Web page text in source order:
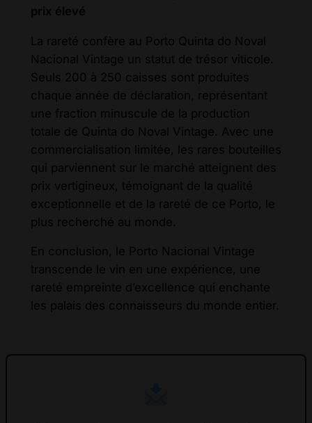
prix élevé
La rareté confère au Porto Quinta do Noval
Nacional Vintage un statut de trésor viticole.
Seuls 200 à 250 caisses sont produites
chaque année de déclaration, représentant
une fraction minuscule de la production
totale de Quinta do Noval Vintage. Avec une
commercialisation limitée, les rares bouteilles
qui parviennent sur le marché atteignent des
prix vertigineux, témoignant de la qualité
exceptionnelle et de la rareté de ce Porto, le
plus recherché au monde.
En conclusion, le Porto Nacional Vintage
transcende le vin en une expérience, une
rareté empreinte d’excellence qui enchante
les palais des connaisseurs du monde entier.